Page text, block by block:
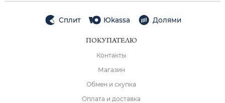
Сплит Юkassa Долями
ПОКУПАТЕЛЮ
Контакты
Магазин
Обмен и скупка
Оплата и доставка